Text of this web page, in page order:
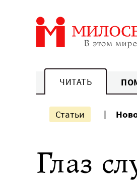
ЧИТАТЬ
Статьи
Глаз